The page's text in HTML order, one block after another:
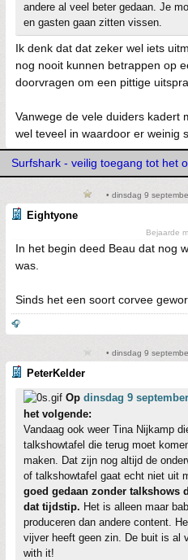
andere al veel beter gedaan. Je
en gasten gaan zitten vissen.
Ik denk dat dat zeker wel iets
nog nooit kunnen betrappen op
doorvragen om een pittige
Vanwege de vele duiders kadert
wel teveel in waardoor er weinig
Surfshark - veilig toegang tot het
• dinsdag 9
Eightyone
Bejaarde
In het begin deed Beau dat nog
was.
Sinds het een soort corvee
🎧
• dinsdag 9
PeterKelder
Op dinsdag 9
het volgende:
Vandaag ook weer Tina Nijkamp
talkshowtafel die terug moet
maken. Dat zijn nog altijd de
of talkshowtafel gaat echt niet uit
goed gedaan zonder talkshows
dat tijdstip. Het is alleen maar
produceren dan andere content.
vijver heeft geen zin. De buit is al
with it!